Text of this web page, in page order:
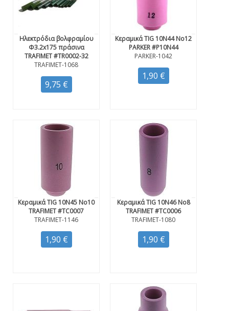
Ηλεκτρόδια βολφραμίου
Φ3.2x175 πράσινα
TRAFIMET #TR0002-32
TRAFIMET-1068
9,75 €
Κεραμικά TIG 10N44 Νο12
PARKER #P10N44
PARKER-1042
1,90 €
Κεραμικά TIG 10N45 Νο10
TRAFIMET #TC0007
TRAFIMET-1146
1,90 €
Κεραμικά TIG 10N46 Νο8
TRAFIMET #TC0006
TRAFIMET-1080
1,90 €